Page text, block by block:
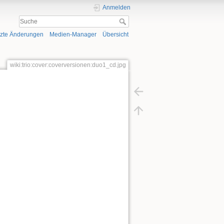
Anmelden
Änderungen Medien-Manager Übersicht
wiki:trio:cover:coverversionen:duo1_cd.jpg